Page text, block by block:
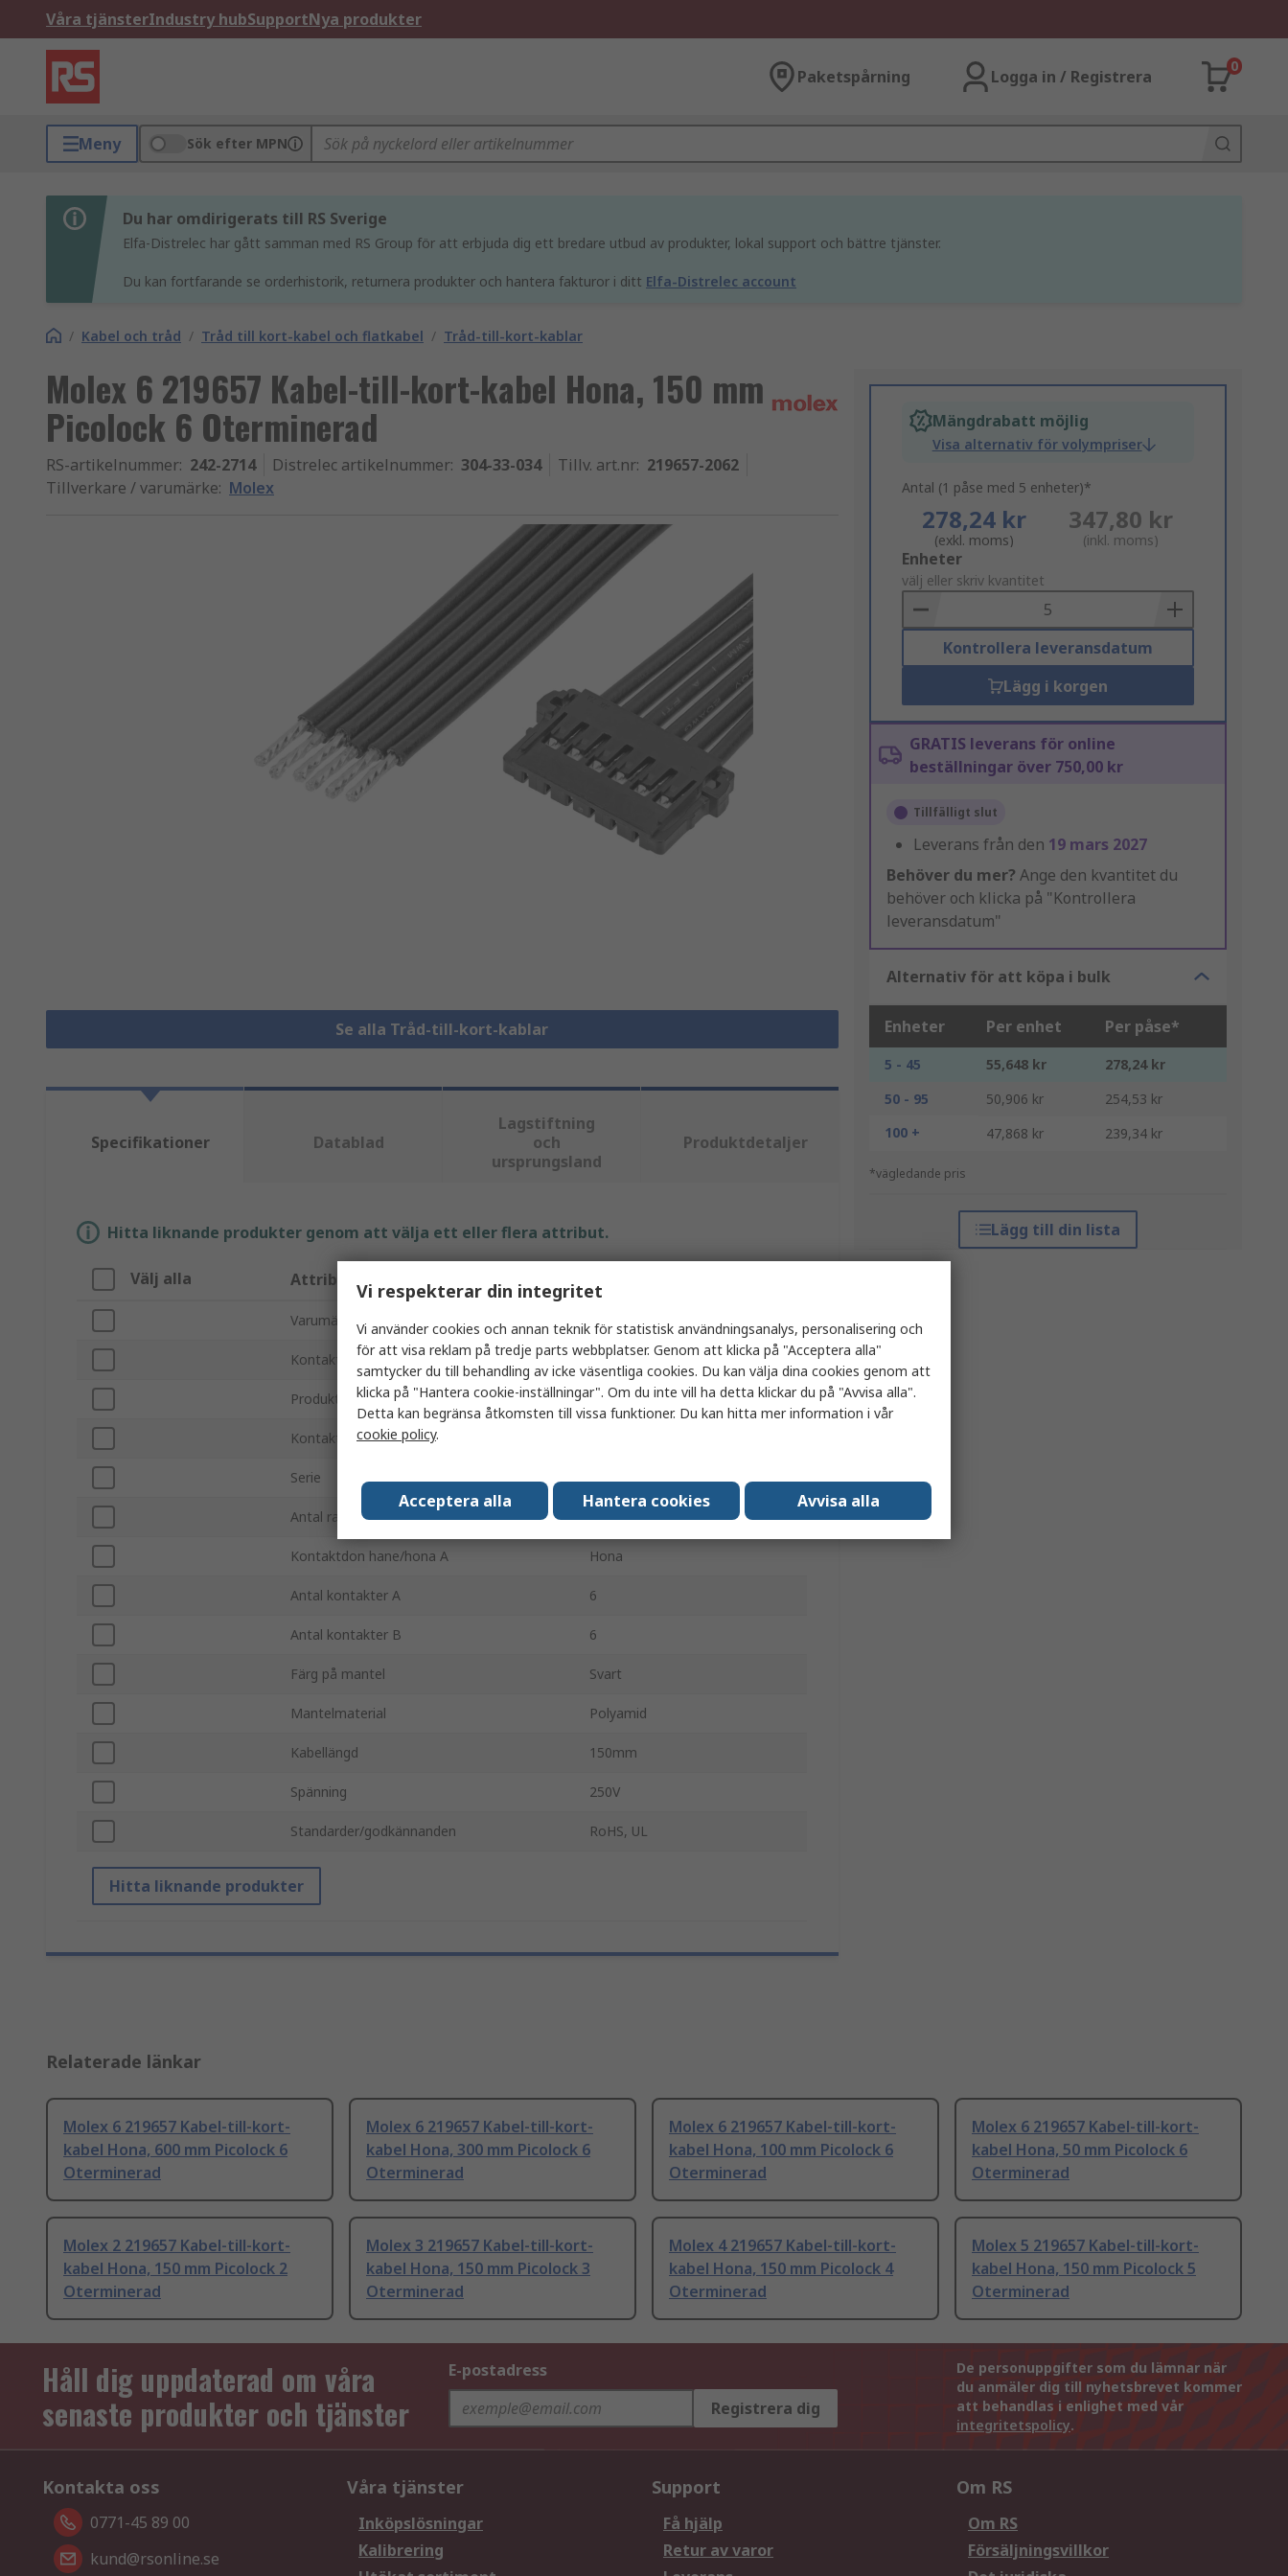
Våra tjänsterIndustry hubSupportNya produkter
Paketspårning Logga in / Registrera
0
Meny Sök efter MPN
Du har omdirigerats till RS Sverige
Elfa-Distrelec har gått samman med RS Group för att erbjuda dig ett bredare utbud av produkter, lokal support och bättre tjänster.
Du kan fortfarande se orderhistorik, returnera produkter och hantera fakturor i ditt Elfa-Distrelec account
/ Kabel och tråd / Tråd till kort-kabel och flatkabel / Tråd-till-kort-kablar
Molex 6 219657 Kabel-till-kort-kabel Hona, 150 mm
Picolock 6 Oterminerad
RS-artikelnummer: 242-2714 Distrelec artikelnummer: 304-33-034 Tillv. art.nr: 219657-2062
Tillverkare / varumärke: Molex
Se alla Tråd-till-kort-kablar
Mängdrabatt möjlig
Visa alternativ för volympriser
Antal (1 påse med 5 enheter)*
278,24 kr
(exkl. moms)
347,80 kr
(inkl. moms)
Add
to
Basket
Enheter
välj eller skriv kvantitet
Kontrollera leveransdatum
Lägg i korgen
GRATIS leverans för online
beställningar över 750,00 kr
Tillfälligt slut
Leverans från den 19 mars 2027
Behöver du mer? Ange den kvantitet du
behöver och klicka på "Kontrollera
leveransdatum"
Alternativ för att köpa i bulk
Enheter Per enhet Per påse*
5 - 45 55,648 kr
278,24 kr
50 - 95
50,906 kr
254,53 kr
100 +
47,868 kr 239,34 kr
*vägledande pris
Lägg till din lista
Specifikationer Datablad
Lagstiftning
och
ursprungsland
Produktdetaljer
Hitta liknande produkter genom att välja ett eller flera attribut.
Välj alla Attribut
Varumärke Molex
Kontaktdon typ A Picolock
Produkttyp Kabel-till-kort-kabel
Kontaktdon typ B
Serie 219657
Antal rader A 1
Kontaktdon hane/hona A Hona
Antal kontakter A 6
Antal kontakter B 6
Färg på mantel Svart
Mantelmaterial Polyamid
Kabellängd 150mm
Spänning 250V
Standarder/godkännanden RoHS, UL
Hitta liknande produkter
Relaterade länkar
Molex 6 219657 Kabel-till-kort-
kabel Hona, 600 mm Picolock 6
Oterminerad
Molex 6 219657 Kabel-till-kort-
kabel Hona, 300 mm Picolock 6
Oterminerad
Molex 6 219657 Kabel-till-kort-
kabel Hona, 100 mm Picolock 6
Oterminerad
Molex 6 219657 Kabel-till-kort-
kabel Hona, 50 mm Picolock 6
Oterminerad
Molex 2 219657 Kabel-till-kort-
kabel Hona, 150 mm Picolock 2
Oterminerad
Molex 3 219657 Kabel-till-kort-
kabel Hona, 150 mm Picolock 3
Oterminerad
Molex 4 219657 Kabel-till-kort-
kabel Hona, 150 mm Picolock 4
Oterminerad
Molex 5 219657 Kabel-till-kort-
kabel Hona, 150 mm Picolock 5
Oterminerad
Håll dig uppdaterad om våra
senaste produkter och tjänster
E-postadress
Registrera dig
De personuppgifter som du lämnar när
du anmäler dig till nyhetsbrevet kommer
att behandlas i enlighet med vår
integritetspolicy.
Kontakta oss
0771-45 89 00
kund@rsonline.se
Våra tjänster
Inköpslösningar
Kalibrering
Support
Få hjälp
Retur av varor
Om RS
Om RS
Försäljningsvillkor
Vi respekterar din integritet
Vi använder cookies och annan teknik för statistisk användningsanalys, personalisering och
för att visa reklam på tredje parts webbplatser. Genom att klicka på "Acceptera alla"
samtycker du till behandling av icke väsentliga cookies. Du kan välja dina cookies genom att
klicka på "Hantera cookie-inställningar". Om du inte vill ha detta klickar du på "Avvisa alla".
Detta kan begränsa åtkomsten till vissa funktioner. Du kan hitta mer information i vår
cookie policy.
Acceptera alla Hantera cookies Avvisa alla